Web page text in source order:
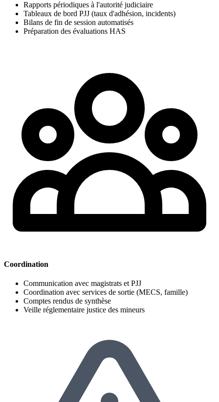
Rapports périodiques à l'autorité judiciaire
Tableaux de bord PJJ (taux d'adhésion, incidents)
Bilans de fin de session automatisés
Préparation des évaluations HAS
Coordination
Communication avec magistrats et PJJ
Coordination avec services de sortie (MECS, famille)
Comptes rendus de synthèse
Veille réglementaire justice des mineurs